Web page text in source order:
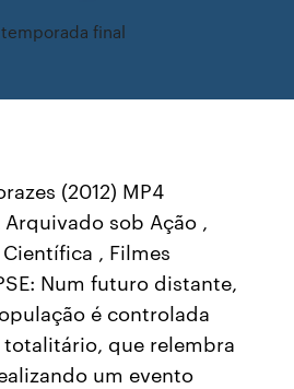
final
(2012) MP4
Arquivado sob Ação ,
, Filmes
Num futuro distante,
é controlada
que relembra
um evento